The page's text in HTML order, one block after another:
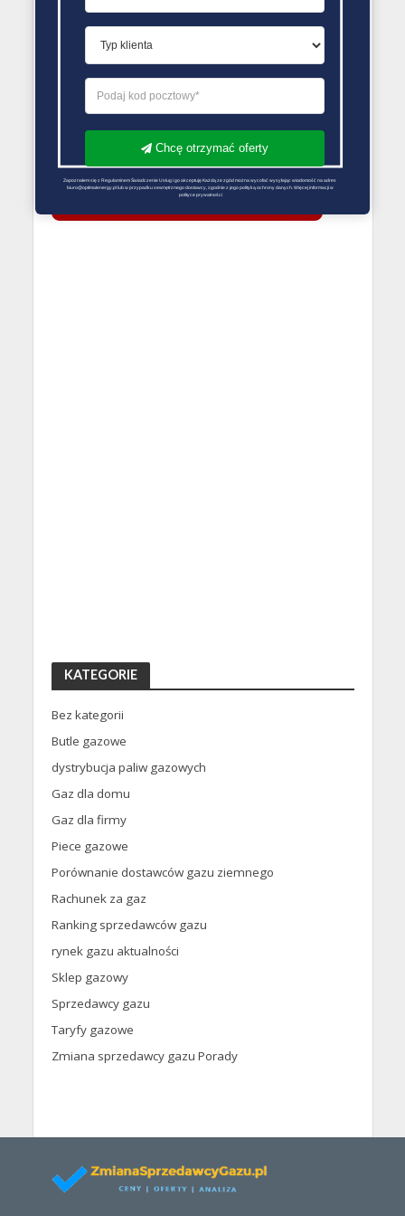
PORÓWNYWARKA OFERT GAZU
KATEGORIE
Bez kategorii
Butle gazowe
dystrybucja paliw gazowych
Gaz dla domu
Gaz dla firmy
Piece gazowe
Porównanie dostawców gazu ziemnego
Rachunek za gaz
Ranking sprzedawców gazu
rynek gazu aktualności
Sklep gazowy
Sprzedawcy gazu
Taryfy gazowe
Zmiana sprzedawcy gazu Porady
Chcę otrzymać oferty
Zapoznałem się z Regulaminem Świadczenie Usług i go akceptuję Każdą ze zgód można wycofać wysyłając wiadomość na adres
biuro@optimalenergy.pl lub w przypadku zewnętrznego dostawcy, zgodnie z jego polityką ochrony danych. Więcej informacji w
polityce prywatności